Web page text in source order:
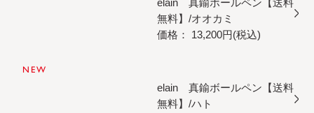
無料】/オオカミ
価格： 13,200円(税込)
NEW
elain 真鍮ボールペン【送料
無料】/ハト